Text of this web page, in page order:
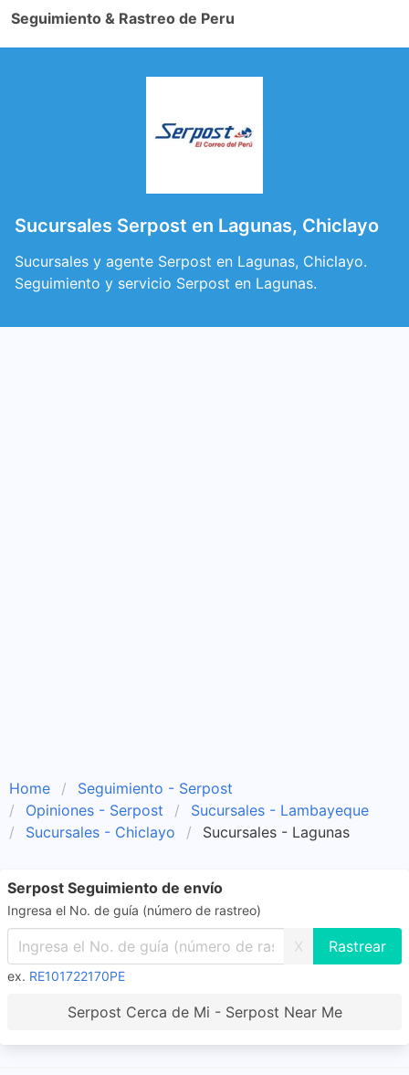
Seguimiento & Rastreo de Peru
Sucursales Serpost en Lagunas, Chiclayo
Sucursales y agente Serpost en Lagunas, Chiclayo.
Seguimiento y servicio Serpost en Lagunas.
Home
Seguimiento - Serpost
Opiniones - Serpost
Sucursales - Lambayeque
Sucursales - Chiclayo
Sucursales - Lagunas
Serpost Seguimiento de envío
Ingresa el No. de guía (número de rastreo)
X
ex. RE101722170PE
Serpost Cerca de Mi - Serpost Near Me